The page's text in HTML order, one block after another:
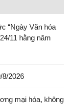
“Ngày Văn hóa
11 hằng năm
8/2026
mại hóa, không